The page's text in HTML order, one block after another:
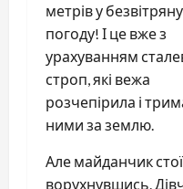
метрів у безвітряну
погоду! І це вже з
урахуванням
строп, які вежа
розчепірила і
ними за землю.
Але майданчик
ворухнувшись.